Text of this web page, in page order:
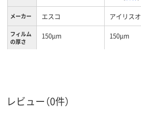
メーカー エスコ アイリス
フィルム
の厚さ
150μm 150μm
レビュー（0件）